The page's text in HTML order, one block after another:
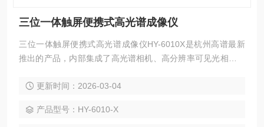
三位一体触屏便携式高光谱成像仪
三位一体触屏便携式高光谱成像仪HY-6010X是杭州高谱最新
推出的产品，内部集成了高光谱相机、高分辨率可见光相机、
像的效果。采用现金的光学系统设计，搭配超宽画幅高光谱推
机，与高光谱图像视野重合，实现百分比配准。
更新时间：2026-03-04
产品型号：HY-6010-X